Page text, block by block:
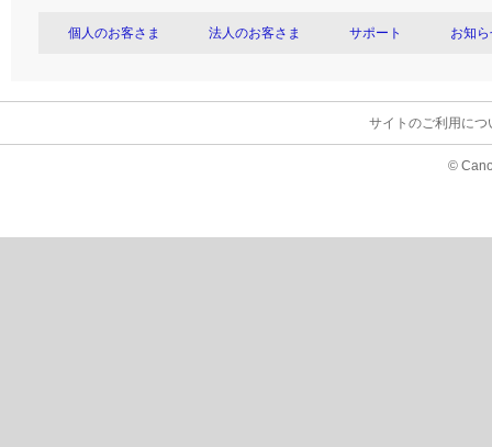
個人のお客さま 法人のお客さま サポート お知
サイトのご利用につ
©